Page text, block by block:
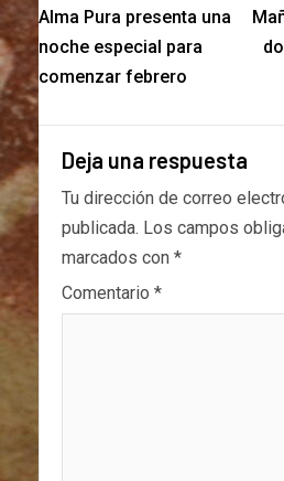
Alma Pura presenta una
noche especial para
comenzar febrero
Deja una respuesta
Tu dirección de correo
publicada. Los campos
marcados con *
Comentario *